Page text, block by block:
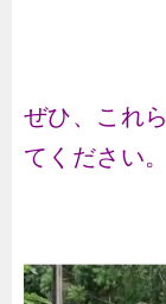
ぜひ、これ
てください。